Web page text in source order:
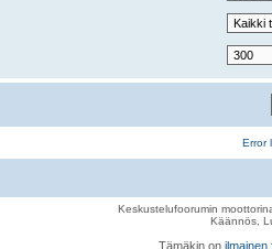
Error
Keskustelufoorumin
Käännös,
Tämäkin on ilmainen